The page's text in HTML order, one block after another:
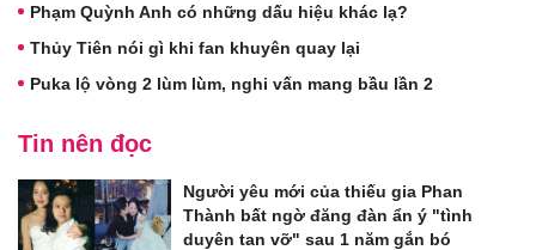
Phạm Quỳnh Anh có những dấu hiệu khác lạ?
Thủy Tiên nói gì khi fan khuyên quay lại
Puka lộ vòng 2 lùm lùm, nghi vấn mang bầu lần 2
Tin nên đọc
Người yêu mới của thiếu gia Phan
Thành bất ngờ đăng đàn ẩn ý "tình
duyên tan vỡ" sau 1 năm gắn bó